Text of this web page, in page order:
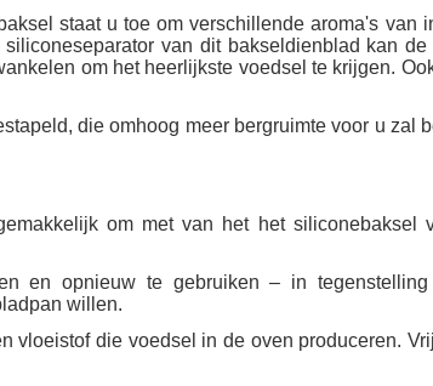
staat u toe om verschillende aroma's van
van dit bakseldienblad kan
om het heerlijkste voedsel te krijgen.
die omhoog meer bergruimte voor u zal
om met van het het siliconebaksel
en opnieuw te gebruiken – in tegenstelling
willen.
die voedsel in de oven produceren.